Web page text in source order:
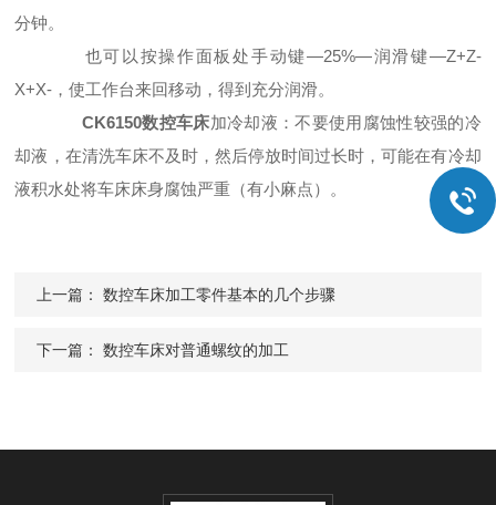
分钟。
也可以按操作面板处手动键—25%—润滑键—Z+Z-
X+X-，使工作台来回移动，得到充分润滑。
CK6150数控车床加冷却液：不要使用腐蚀性较强的冷
却液，在清洗车床不及时，然后停放时间过长时，可能在有冷却
液积水处将车床床身腐蚀严重（有小麻点）。
上一篇：数控车床加工零件基本的几个步骤
下一篇：数控车床对普通螺纹的加工